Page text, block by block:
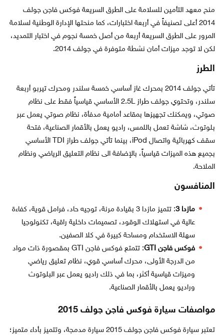
منح معهد التأمين للسلامة على الطرق السريعة فوكس فاجن جولف
2014 أعلى تصنيفاً في أربعة اختبارات، كما منحتها الإدارة الوطنية لسلامة
المرور على الطرق السريعة أربعة من أصل خمسة نجوم في اختبار التمديد،
لكن لا توجد ميزات أمان نشطة متوفرة في جولف 2014.
الطرز
تأتي جولف 2014 بمحرك غاز أساسي خمسة سلندر ومحرك تيربو أربعة
سلندر، وتحتوي جولف طراز 2.5L الأساسي قياسياً فقط على نظام
صوتي، ويمكنك تجهيزها بمقاعد أمامية مدفأة، نظام صوتي يعمل عبر
بلوتوث، شاشة تعمل باللمس، راديو يعمل بالأقمار الصناعية، فتحة
سقف كهربائية واتصال iPod، بينما تأتي جولف طراز TDI الأساسي
بجميع هذه الميزات قياسياً، بالإضافة الى نظام التعليق الرياضي ونظام
الملاحة.
المنافسون
مازدا 3
: تتميز مازدا 3 بقيادة مرنة، توجيه حاد، فرامل قوية، كفاءة
عالية في استهلاك الوقود، تصميمات داخلية راقية، تكنولوجيا
سهلة الاستخدام ومساحة كبيرة في كلا الصفين.
فوكس فاجن GTI
: تتمتع فوكس فاجن GTI بمقصورة ذات مواد
من الدرجة الأولى، محرك أساسي قوي، نظام تعليق رياضي
وميزات قياسية أكثر، بما في ذلك راديو يعمل عبر البلوتوث
وراديو يعمل بالأقمار الصناعية.
مواصفات سيارة فوكس فاجن جولف 2015
تعتبر سيارة فوكس فاجن جولف 2015 سيارة مدمجة، وتتميز بأداء متميز؛